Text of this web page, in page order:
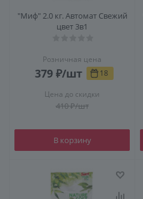
"Миф" 2.0 кг. Автомат Свежий
цвет 3в1
Розничная цена
379 ₽/шт 18
Цена до скидки
410₽/шт
В корзину